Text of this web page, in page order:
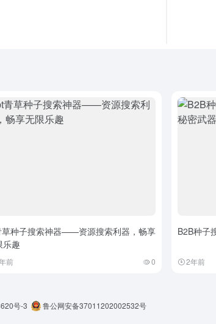
草种子搜索神器——资源搜索利器，畅享
乐趣
前 0
B2B种子
2年前
号-3 鲁公网安备37011202002532号